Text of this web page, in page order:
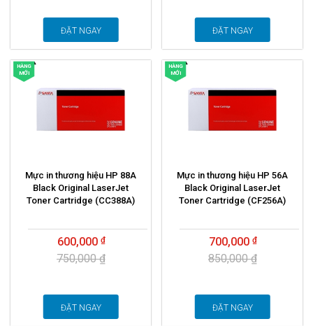
ĐẶT NGAY ĐẶT NGAY
HÀNG
MỚI
Mực in thương hiệu HP 88A
Black Original LaserJet
Toner Cartridge (CC388A)
600,000
750,000 ₫
ĐẶT NGAY
HÀNG
MỚI
Mực in thương hiệu HP 56A
Black Original LaserJet
Toner Cartridge (CF256A)
700,000
850,000 ₫
ĐẶT NGAY